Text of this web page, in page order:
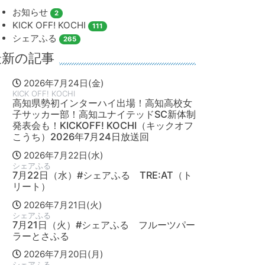
お知らせ 2
KICK OFF! KOCHI 111
シェアふる 265
の記事
2026年7月24日(金)
KICK OFF! KOCHI
高知県勢初インターハイ出場！高知高校女
子サッカー部！高知ユナイテッドSC新体制
発表会も！KICKOFF! KOCHI（キックオフ
こうち）2026年7月24日放送回
2026年7月22日(水)
シェアふる
7月22日（水）#シェアふる TRE:AT（ト
リート）
2026年7月21日(火)
シェアふる
7月21日（火）#シェアふる フルーツパー
ラーとさふる
2026年7月20日(月)